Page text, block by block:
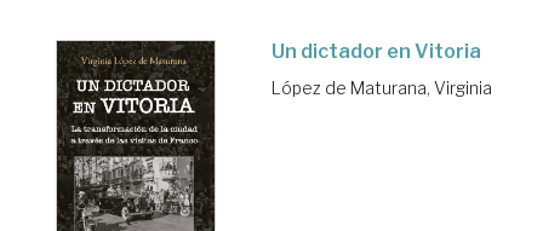
Un dictador en Vitoria
López de Maturana, Virginia